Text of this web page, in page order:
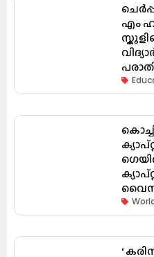
എം
ഗെയിൽ @ സലി
വൈസ്
‘